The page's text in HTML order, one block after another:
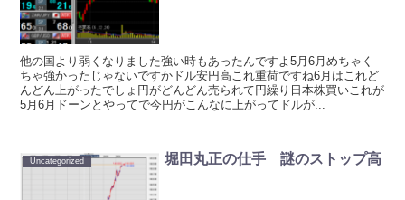
他の国より弱くなりました強い時もあったんですよ5月6月めちゃく
ちゃ強かったじゃないですかドル安円高これ重荷ですね6月はこれど
んどん上がったでしょ円がどんどん売られて円繰り日本株買いこれが
5月6月ドーンとやってで今円がこんなに上がってドルが...
Uncategorized 堀田丸正の仕手 謎のストップ高